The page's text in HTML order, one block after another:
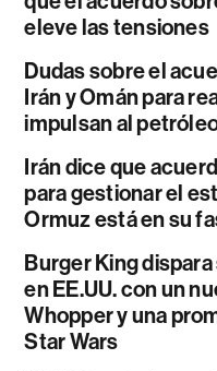
eleve las tensiones
Dudas sobre el
Irán y Omán para
impulsan al
Irán dice que
para gestionar el
Ormuz está en su
Burger King
en EE.UU. con un
Whopper y una
Star Wars